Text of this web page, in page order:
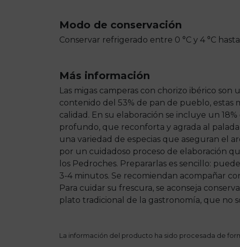
Modo de conservación
Conservar refrigerado entre 0 °C y 4 °C
Más información
Las migas camperas con chorizo ibérico
contenido del 53% de pan de pueblo, estas
calidad. En su elaboración se incluye un
profundo, que reconforta y agrada al
una variedad de especias que aseguran el
por un cuidadoso proceso de elaboración
los Pedroches. Prepararlas es sencillo:
3-4 minutos. Se recomiendan acompañar
Para cuidar su frescura, se aconseja
plato tradicional de la gastronomía, que no
La información del producto ha sido procesada de